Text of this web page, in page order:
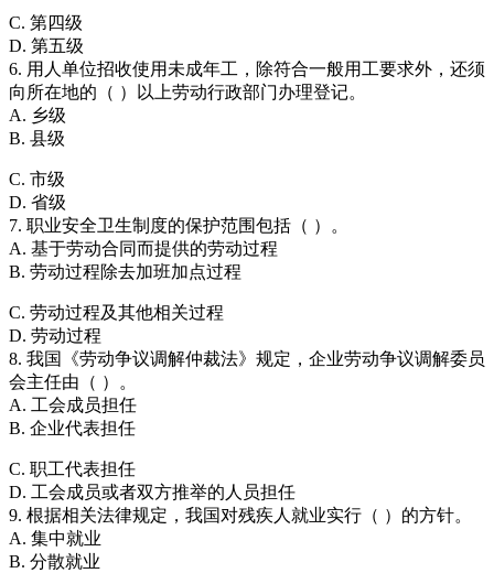
C. 第四级
D. 第五级
6. 用人单位招收使用未成年工，除符合一般用工要求外，还须
向所在地的（ ）以上劳动行政部门办理登记。
A. 乡级
B. 县级
C. 市级
D. 省级
7. 职业安全卫生制度的保护范围包括（ ）。
A. 基于劳动合同而提供的劳动过程
B. 劳动过程除去加班加点过程
C. 劳动过程及其他相关过程
D. 劳动过程
8. 我国《劳动争议调解仲裁法》规定，企业劳动争议调解委员
会主任由（ ）。
A. 工会成员担任
B. 企业代表担任
C. 职工代表担任
D. 工会成员或者双方推举的人员担任
9. 根据相关法律规定，我国对残疾人就业实行（ ）的方针。
A. 集中就业
B. 分散就业